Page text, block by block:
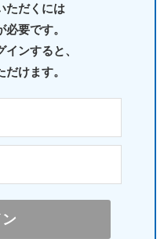
ただくには
要です。
ンすると、
けます。